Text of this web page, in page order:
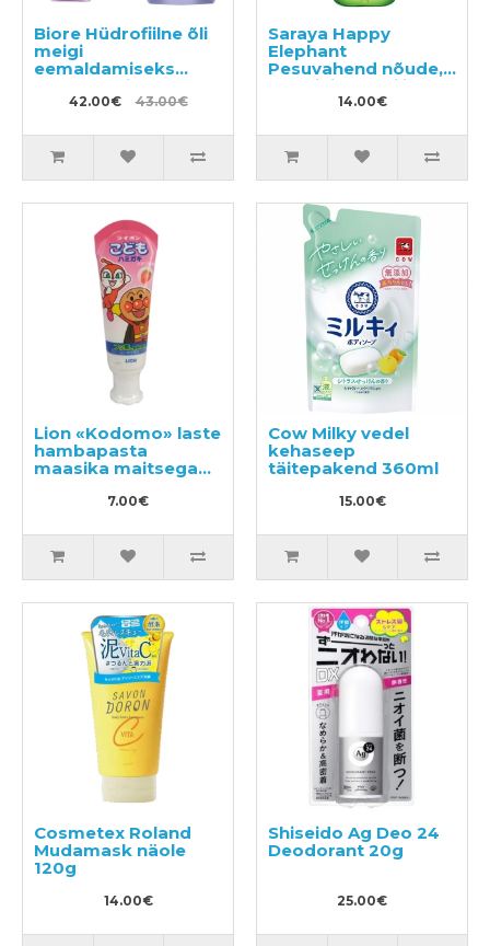
Biore Hüdrofiilne õli
meigi
eemaldamiseks
230ml + täitepakend
210ml42.00€ 43.00€
Saraya Happy
Elephant
Pesuvahend nõude,
köögi- ja puuviljade
pesemiseks 300ml
14.00€
Lion «Kodomo» laste
hambapasta
maasika maitsega
7.00€
Cow Milky vedel
kehaseep
täitepakend 360ml
15.00€
Cosmetex Roland
Mudamask näole
120g
14.00€
Shiseido Ag Deo 24
Deodorant 20g
25.00€